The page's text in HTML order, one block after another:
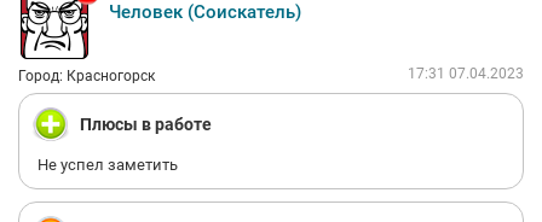
Человек (Соискатель)
Город: Красногорск 17:31 07.04.2023
Плюсы в работе
Не успел заметить